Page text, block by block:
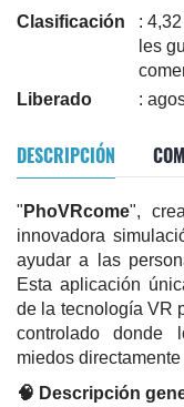
Clasificación
:
les
Liberado
:
DESCRIPCIÓN
" PhoVRcome",
innovadora
ayudar a las
Esta aplicación
de la tecnología VR
controlado donde
miedos
🧠 Descripción